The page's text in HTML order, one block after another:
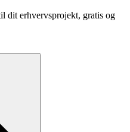
dit erhvervsprojekt, gratis og